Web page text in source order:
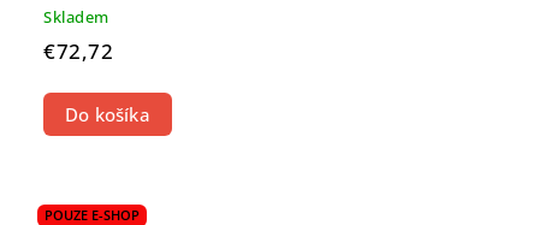
Skladem
€72,72
Do košíka
POUZE E-SHOP